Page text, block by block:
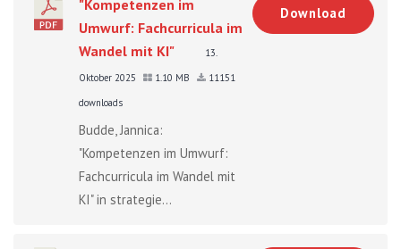
"Kompetenzen im
Umwurf: Fachcurricula im
Wandel mit KI"
13.
Oktober 2025
1.10 MB
11151
downloads
Budde, Jannica:
"Kompetenzen im Umwurf:
Fachcurricula im Wandel mit
KI" in strategie...
Download